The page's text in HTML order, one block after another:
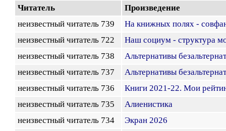
Читатель
Произведение
неизвестный читатель 739
На книжных полях -
неизвестный читатель 722
Наш социум - структура
неизвестный читатель 738
Альтернативы
неизвестный читатель 737
Альтернативы
неизвестный читатель 736
Книги 2021-22. Мои
неизвестный читатель 735
Алиенистика
неизвестный читатель 734
Экран 2026